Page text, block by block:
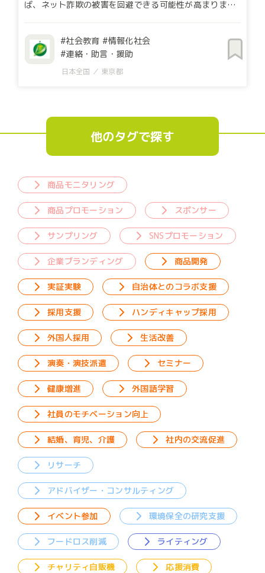
ば、ネット詐欺の被害を回避できる可能性が高まりま
た。 まずはデジタルリテラシーを向上させるため、
様々な媒体で記事を発信しました。2018年からインプレ
スにて「被害事例に学ぶ、高齢者のためのデジタルリテ
記事を見た他媒体からの取材依頼も多数受けています。
また、2020年6月12日のワールドビジネスサテライトに
出演し「コロナ詐欺」について解説しました。2018年
11月9日の「爆報！フライデー」でも、尾木ママがネッ
らの問い合わせも日々寄せられており、メールにて相談
に乗っています。同時に、最新事例も集っており、日々
情報をアップデートしています。 ネットの中傷誹謗が
社会課題となり、これもデジタルリテラシーのなさから
引き起こされていると考え、中傷誹謗をなくすための活
動もはじめました。2021年より、インプレスで「どうす
る!? ネットの誹謗中傷、最新事例で知る悲惨さとリス
ク」の月間連載を持っています。 子供のデジタルリテ
ラシー向上も必要だと考え、主に関東の小学校でデジタ
ルリテラシーに関する授業を行っています。春日部市で
はシニア層を対象とする講習会も開催します。また、デ
ジタルリテラシーを向上させる活動の一環として、「東
京デジタルフォローアップ官民連携連絡会」にも参加予
定です。 今後、デジタルリテラシー向上の活動をより
幅広く行っていこうと考えています。月に3万円あれば
メールマガジンやブログなどでの情報発信体制を構築で
るサポートセンターを最低限構築できます。最先端の情
ています。よろしくお願いします。
社会教育
情報化社会
連絡・助言・援助
日本全国 東京都
他のタグで探す
商品モニタリング
商品プロモーション スポンサー
サンプリング SNSプロモーション
企業ブランディング 商品開発
実証実験 自治体とのコラボ支援
採用支援 ハンディキャップ採用
外国人採用 生活改善
演奏・演技派遣 セミナー
健康増進 外国語学習
社員のモチベーション向上
結婚、育児、介護 社内の交流促進
リサーチ
アドバイザー・コンサルティング
イベント参加 環境保全の研究支援
フードロス削減 ライティング
チャリティ自販機 応援消費